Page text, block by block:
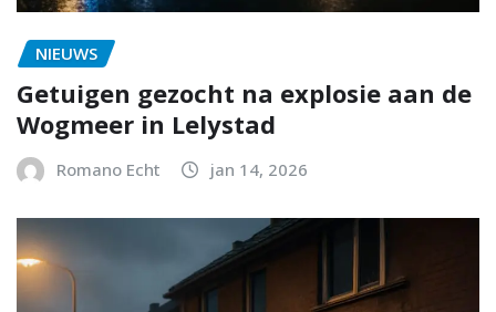
NIEUWS
Getuigen gezocht na explosie aan de
Wogmeer in Lelystad
Romano Echt jan 14, 2026